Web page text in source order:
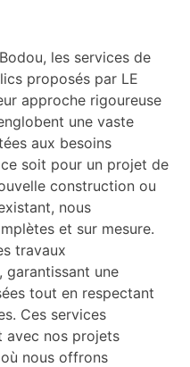
les services de
proposés par LE
approche rigoureuse
une vaste
aux besoins
soit pour un projet de
construction ou
nous
et sur mesure.
travaux
garantissant une
tout en respectant
Ces services
avec nos projets
où nous offrons